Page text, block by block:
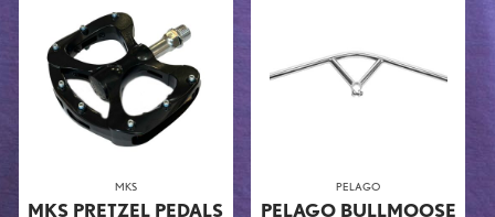
MKS
MKS PRETZEL PEDALS
PELAGO
PELAGO BULLMOOSE